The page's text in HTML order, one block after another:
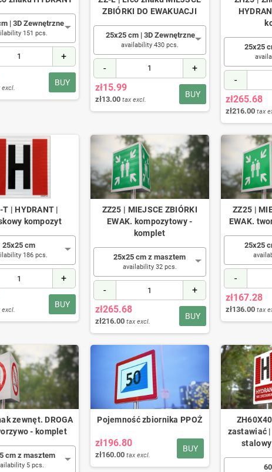
| 3D Zewnętrzne
151 pcs.
+
BUY
excl.
ZBIÓRKI DO EWAKUACJI
25x25 cm | 3D Zewnętrzne
availability 430 pcs.
- +
BUY
zł15.99
zł13.00 tax excl.
25x25
-
zł265.68
zł216.00 tax
T | HYDRANT |
kompozyt
25x25 cm
186 pcs.
+
BUY
excl.
ZZ25 | MIEJSCE ZBIÓRKI
EWAK. kompozytowy -
komplet
25x25 cm z masztem
availability 32 pcs.
- +
BUY
zł265.68
zł216.00 tax excl.
ZZ25 |
EWAK.
25x25
-
zł167.28
zł136.00 tax
zewnęt. DROGA
- komplet
cm z masztem
5 pcs.
Pojemność zbiornika PPOŻ
zł196.80
zł160.00 tax excl.
BUY
zastawiać